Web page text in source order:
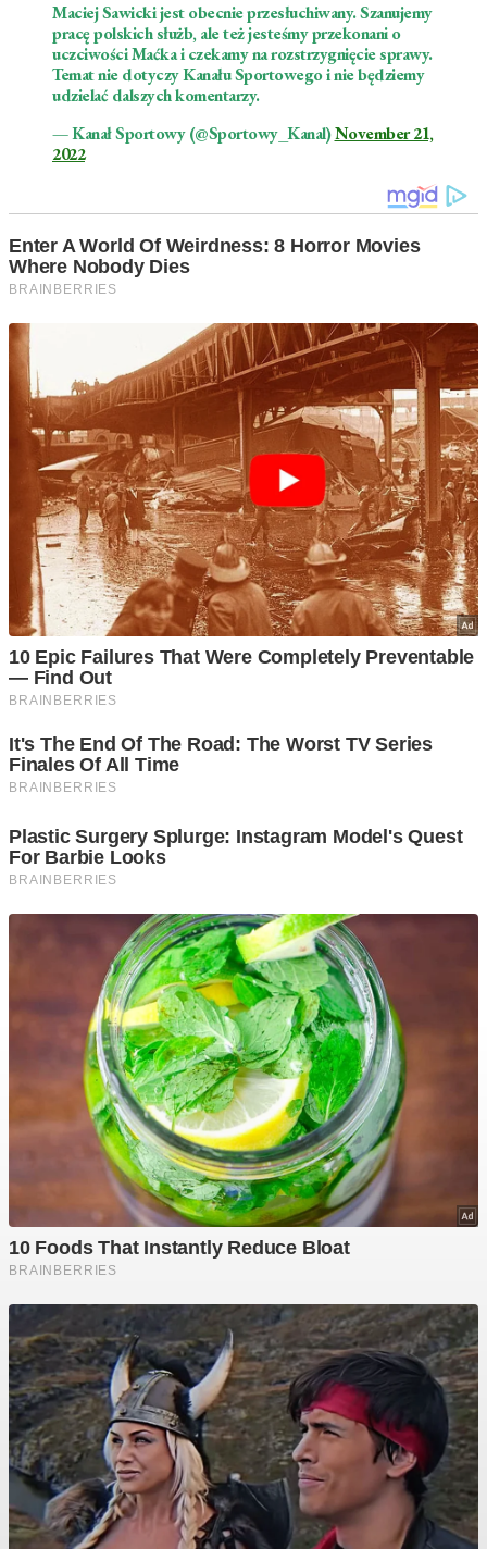
Maciej Sawicki jest obecnie przesłuchiwany. Szanujemy
pracę polskich służb, ale też jesteśmy przekonani o
uczciwości Maćka i czekamy na rozstrzygnięcie sprawy.
Temat nie dotyczy Kanału Sportowego i nie będziemy
udzielać dalszych komentarzy.
— Kanał Sportowy (@Sportowy_Kanal)November 21,
2022